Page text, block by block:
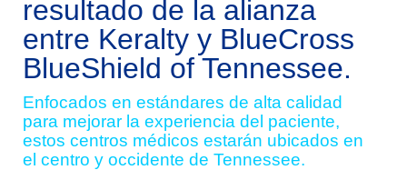
resultado de la alianza
entre Keralty y BlueCross
BlueShield of Tennessee.
Enfocados en estándares de alta calidad
para mejorar la experiencia del paciente,
estos centros médicos estarán ubicados en
el centro y occidente de Tennessee.